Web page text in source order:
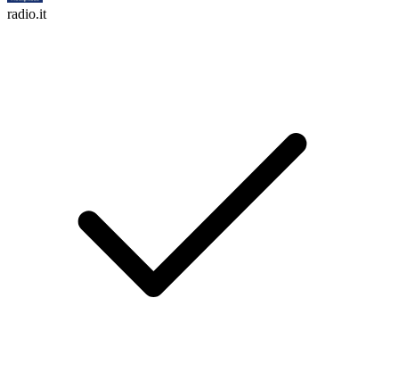
radio.it